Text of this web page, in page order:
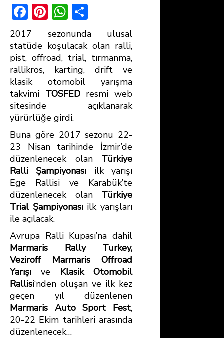
F
ac
e
b
o
ok
Pi
nt
er
e
st
W
h
at
s
A
p
h
ar
e
2017 sezonunda ulusal
statüde koşulacak olan ralli,
pist, offroad, trial, tırmanma,
rallikros, karting, drift ve
klasik otomobil yarışma
takvimi TOSFEDresmi web
sitesinde açıklanarak
yürürlüğe girdi.
Buna göre 2017 sezonu 22-
23 Nisan tarihinde İzmir’de
düzenlenecek olan Türkiye
Ralli Şampiyonası ilk yarışı
Ege Rallisi ve Karabük’te
düzenlenecek olan Türkiye
Trial Şampiyonasıilk yarışları
ile açılacak.
Avrupa Ralli Kupası’na dahil
Marmaris Rally Turkey,
Veziroff Marmaris Offroad
Yarışı ve Klasik Otomobil
Rallisi‘nden oluşan ve ilk kez
geçen yıl düzenlenen
Marmaris Auto Sport Fest,
20-22 Ekim tarihleri arasında
düzenlenecek…